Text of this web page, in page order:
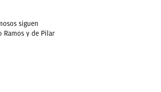
siguen
y de Pilar